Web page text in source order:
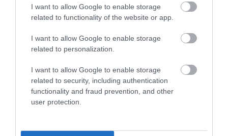
I want to allow Google to enable storage
related to functionality of the website or app.
I want to allow Google to enable storage
related to personalization.
I want to allow Google to enable storage
related to security, including authentication
functionality and fraud prevention, and other
user protection.
2026. augusztus 07|Eger ügye
HALMENTÉS SZARVASKŐNÉL: ŐSHONOS
ÉS VÉDETT HALAKAT MENTETT...
2026. augusztus 07
ZÁPOROK, ZIVATAROK KIALAKULHATNAK
2026. augusztus 07|Mindenki ügye
2026. augusztus 06|Riasztó